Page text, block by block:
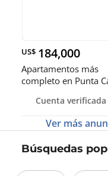
US$ 184,000
Apartamentos más
completo en Punta
Cuenta verificada
Ver más
Búsquedas